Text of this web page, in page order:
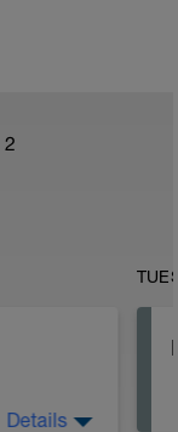
2
Details